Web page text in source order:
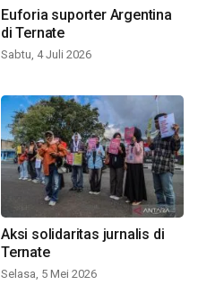
Euforia suporter Argentina
di Ternate
Sabtu, 4 Juli 2026
Aksi solidaritas jurnalis di
Ternate
Selasa, 5 Mei 2026